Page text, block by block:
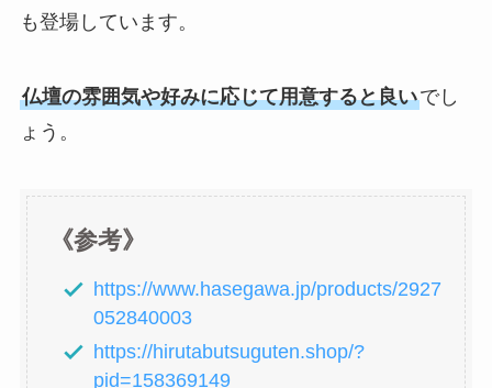
も登場しています。
仏壇の雰囲気や好みに応じて用意すると良いでし
ょう。
《参考》
https://www.hasegawa.jp/products/2927
052840003
https://hirutabutsuguten.shop/?
pid=158369149